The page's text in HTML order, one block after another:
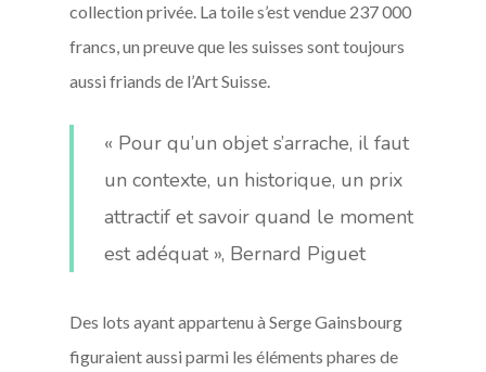
collection privée. La toile s’est vendue 237 000
francs, un preuve que les suisses sont toujours
aussi friands de l’Art Suisse.
« Pour qu’un objet s’arrache, il faut
un contexte, un historique, un prix
attractif et savoir quand le moment
est adéquat », Bernard Piguet
Des lots ayant appartenu à Serge Gainsbourg
figuraient aussi parmi les éléments phares de